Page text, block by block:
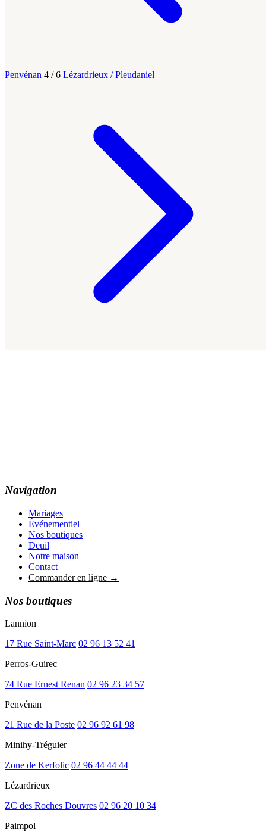
Penvénan 4 / 6 Lézardrieux / Pleudaniel
Navigation
Mariages
Événementiel
Nos boutiques
Deuil
Notre maison
Contact
Commander en ligne →
Nos boutiques
Lannion
17 Rue Saint-Marc 02 96 13 52 41
Perros-Guirec
74 Rue Ernest Renan 02 96 23 34 57
Penvénan
21 Rue de la Poste 02 96 92 61 98
Minihy-Tréguier
Zone de Kerfolic 02 96 44 44 44
Lézardrieux
ZC des Roches Douvres 02 96 20 10 34
Paimpol